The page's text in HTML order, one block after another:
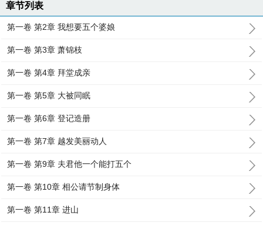
章节列表
第一卷 第2章 我想要五个婆娘
第一卷 第3章 萧锦枝
第一卷 第4章 拜堂成亲
第一卷 第5章 大被同眠
第一卷 第6章 登记造册
第一卷 第7章 越发美丽动人
第一卷 第9章 夫君他一个能打五个
第一卷 第10章 相公请节制身体
第一卷 第11章 进山